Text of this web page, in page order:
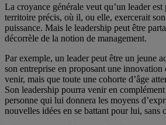
La croyance générale veut qu’un leader est
territoire précis, où il, ou elle, exercerait
puissance. Mais le leadership peut être
décorrèle de la notion de management.
Par exemple, un leader peut être un jeune
son entreprise en proposant une innovation
venir, mais que toute une cohorte d’âge
Son leadership pourra venir en
personne qui lui donnera les moyens
nouvelles idées en se battant pour lui, sans